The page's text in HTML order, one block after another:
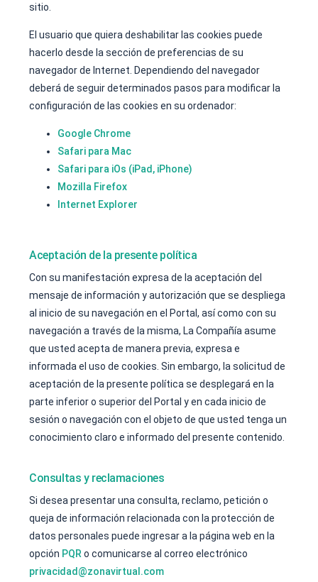
sitio.
El usuario que quiera deshabilitar las cookies puede
hacerlo desde la sección de preferencias de su
navegador de Internet. Dependiendo del navegador
deberá de seguir determinados pasos para modificar la
configuración de las cookies en su ordenador:
Google Chrome
Safari para Mac
Safari para iOs (iPad, iPhone)
Mozilla Firefox
Internet Explorer
Aceptación de la presente política
Con su manifestación expresa de la aceptación del
mensaje de información y autorización que se despliega
al inicio de su navegación en el Portal, así como con su
navegación a través de la misma, La Compañía asume
que usted acepta de manera previa, expresa e
informada el uso de cookies. Sin embargo, la solicitud de
aceptación de la presente política se desplegará en la
parte inferior o superior del Portal y en cada inicio de
sesión o navegación con el objeto de que usted tenga un
conocimiento claro e informado del presente contenido.
Consultas y reclamaciones
Si desea presentar una consulta, reclamo, petición o
queja de información relacionada con la protección de
datos personales puede ingresar a la página web en la
opción PQR o comunicarse al correo electrónico
privacidad@zonavirtual.com